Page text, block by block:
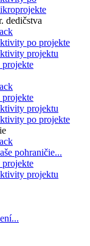
dedičstva
po projekte
projektu
projekte
projekte
projektu
po projekte
pohraničie...
projekte
projektu